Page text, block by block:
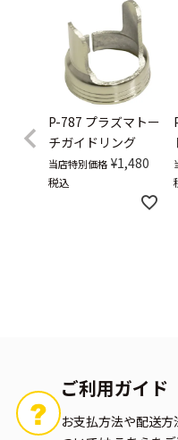
P-787 プラズマトー
チガイドリング
当店特別価格 ¥1,480
税込
ご利用ガイド
お支払方法や配送方